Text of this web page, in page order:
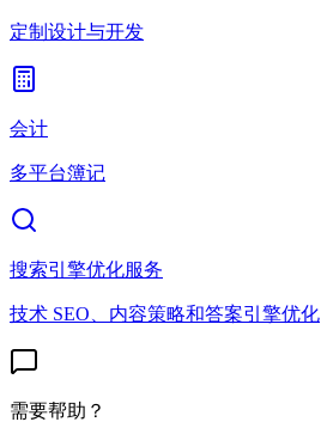
定制设计与开发
会计
多平台簿记
搜索引擎优化服务
技术 SEO、内容策略和答案引擎优化
需要帮助？